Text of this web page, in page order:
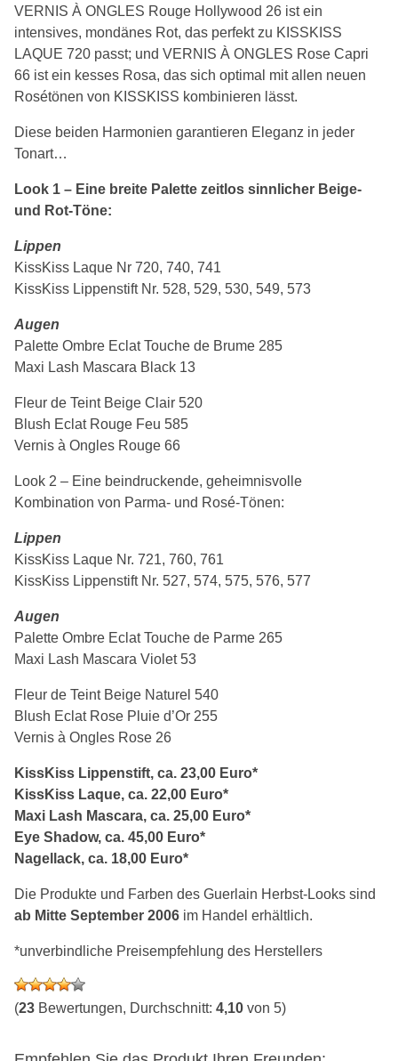
VERNIS À ONGLES Rouge Hollywood 26 ist ein
intensives, mondänes Rot, das perfekt zu KISSKISS
LAQUE 720 passt; und VERNIS À ONGLES Rose Capri
66 ist ein kesses Rosa, das sich optimal mit allen neuen
Rosétönen von KISSKISS kombinieren lässt.
Diese beiden Harmonien garantieren Eleganz in jeder
Tonart…
Look 1 – Eine breite Palette zeitlos sinnlicher Beige-
und Rot-Töne:
Lippen
KissKiss Laque Nr 720, 740, 741
KissKiss Lippenstift Nr. 528, 529, 530, 549, 573
Augen
Palette Ombre Eclat Touche de Brume 285
Maxi Lash Mascara Black 13
Fleur de Teint Beige Clair 520
Blush Eclat Rouge Feu 585
Vernis à Ongles Rouge 66
Look 2 – Eine beindruckende, geheimnisvolle
Kombination von Parma- und Rosé-Tönen:
Lippen
KissKiss Laque Nr. 721, 760, 761
KissKiss Lippenstift Nr. 527, 574, 575, 576, 577
Augen
Palette Ombre Eclat Touche de Parme 265
Maxi Lash Mascara Violet 53
Fleur de Teint Beige Naturel 540
Blush Eclat Rose Pluie d’Or 255
Vernis à Ongles Rose 26
KissKiss Lippenstift, ca. 23,00 Euro*
KissKiss Laque, ca. 22,00 Euro*
Maxi Lash Mascara, ca. 25,00 Euro*
Eye Shadow, ca. 45,00 Euro*
Nagellack, ca. 18,00 Euro*
Die Produkte und Farben des Guerlain Herbst-Looks sind
ab Mitte September 2006 im Handel erhältlich.
*unverbindliche Preisempfehlung des Herstellers
(23 Bewertungen, Durchschnitt: 4,10 von 5)